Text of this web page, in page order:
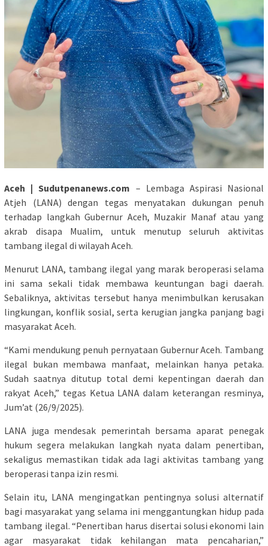
Aceh | Sudutpenanews.com – Lembaga Aspirasi Nasional
Atjeh (LANA) dengan tegas menyatakan dukungan penuh
terhadap langkah Gubernur Aceh, Muzakir Manaf atau yang
akrab disapa Mualim, untuk menutup seluruh aktivitas
tambang ilegal di wilayah Aceh.
Menurut LANA, tambang ilegal yang marak beroperasi selama
ini sama sekali tidak membawa keuntungan bagi daerah.
Sebaliknya, aktivitas tersebut hanya menimbulkan kerusakan
lingkungan, konflik sosial, serta kerugian jangka panjang bagi
masyarakat Aceh.
“Kami mendukung penuh pernyataan Gubernur Aceh. Tambang
ilegal bukan membawa manfaat, melainkan hanya petaka.
Sudah saatnya ditutup total demi kepentingan daerah dan
rakyat Aceh,” tegas Ketua LANA dalam keterangan resminya,
Jum’at (26/9/2025).
LANA juga mendesak pemerintah bersama aparat penegak
hukum segera melakukan langkah nyata dalam penertiban,
sekaligus memastikan tidak ada lagi aktivitas tambang yang
beroperasi tanpa izin resmi.
Selain itu, LANA mengingatkan pentingnya solusi alternatif
bagi masyarakat yang selama ini menggantungkan hidup pada
tambang ilegal. “Penertiban harus disertai solusi ekonomi lain
agar masyarakat tidak kehilangan mata pencaharian,”